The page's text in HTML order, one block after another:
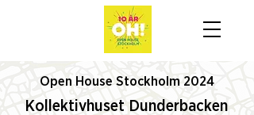
Open House Stockholm 2024
Kollektivhuset Dunderbacken